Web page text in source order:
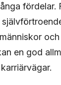
en god